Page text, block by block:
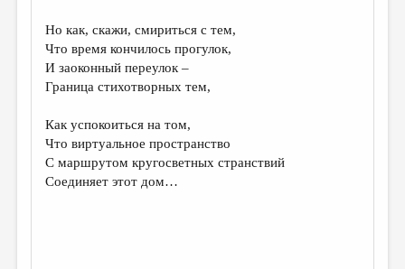
ИЗБРАННОЕ
ДАЙДЖЕСТ
ПЕРЕВОДЫ
КОНКУРСЫ
Но как, скажи, смириться с тем,
Что время кончилось прогулок,
И заоконный переулок –
Граница стихотворных тем,
Как успокоиться на том,
Что виртуальное пространство
С маршрутом кругосветных странствий
Соединяет этот дом…